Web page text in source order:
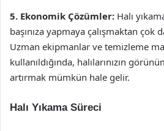
5. Ekonomik Çözümler: Halı
başınıza yapmaya çalışmaktan çok
Uzman ekipmanlar ve temizleme
kullanıldığında, halılarınızın
artırmak mümkün hale gelir.
Halı Yıkama Süreci